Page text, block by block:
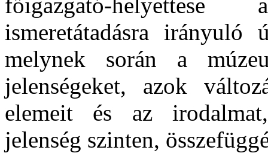
ismeretátadásra irányuló
melynek során a
jelenségeket, azok
elemeit és az irodalmat,
jelenség szinten,